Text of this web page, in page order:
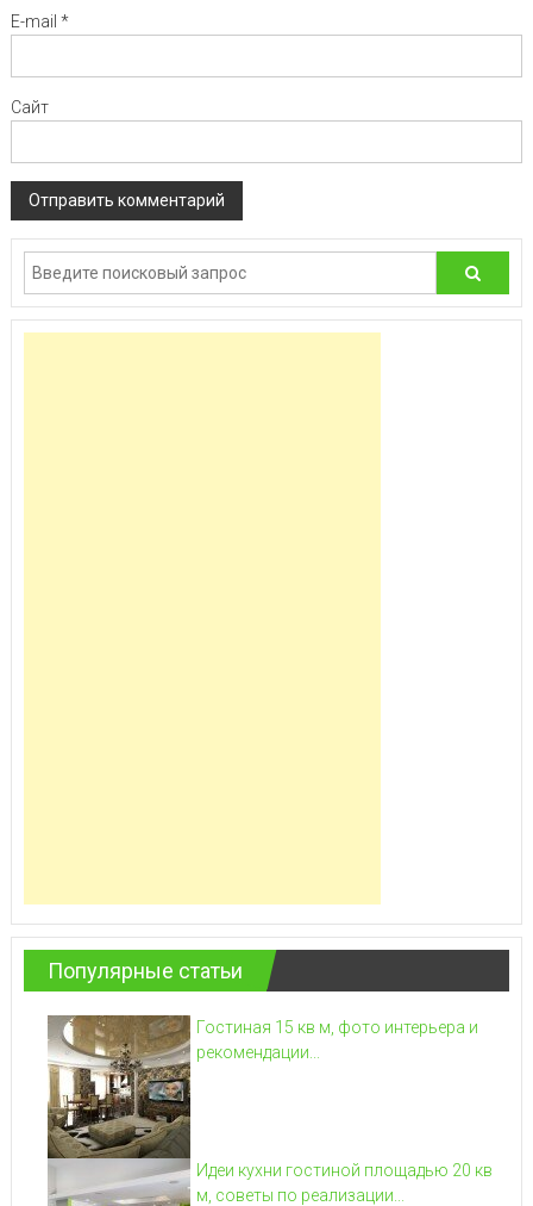
E-mail *
Сайт
Популярные статьи
Гостиная 15 кв м, фото интерьера и
рекомендации...
Идеи кухни гостиной площадью 20 кв
м, советы по реализации...